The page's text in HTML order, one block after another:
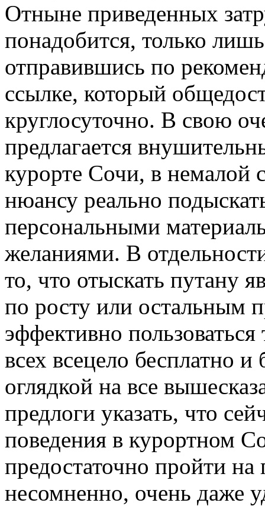
Отныне приведенных
понадобится, только
отправившись по
ссылке, который
круглосуточно. В свою
предлагается
курорте Сочи, в немалой
нюансу реально
персональными
желаниями. В
то, что отыскать путану
по росту или остальным
эффективно
всех всецело бесплатно
оглядкой на все
предлоги указать, что
поведения в курортном
предостаточно пройти
несомненно, очень даже